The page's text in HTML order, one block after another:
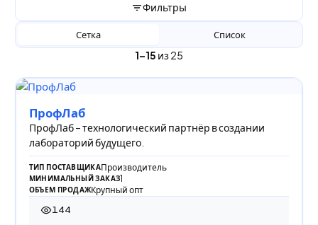
Фильтры
1–15 из 25
Сетка Список
ПрофЛаб
ПрофЛаб – технологический партнёр в создании
лабораторий будущего.
ТИП ПОСТАВЩИКАПроизводитель
МИНИМАЛЬНЫЙ ЗАКАЗ1
ОБЪЕМ ПРОДАЖКрупный опт
144
144 просмотра